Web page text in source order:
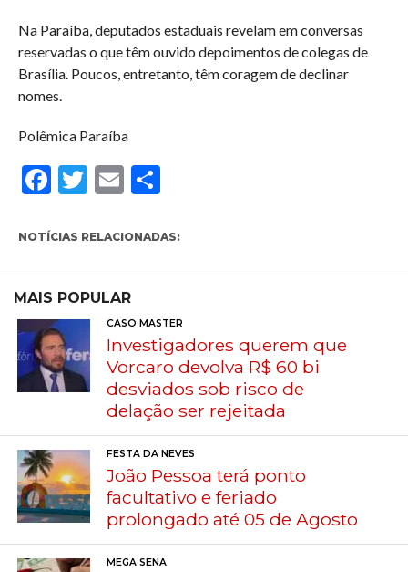
Na Paraíba, deputados estaduais revelam em conversas
reservadas o que têm ouvido depoimentos de colegas de
Brasília. Poucos, entretanto, têm coragem de declinar
nomes.
Polêmica Paraíba
Facebook
Twitter
EmailCompartilhar
NOTÍCIAS RELACIONADAS:
MAIS POPULAR
CASO MASTER
Investigadores querem que
Vorcaro devolva R$ 60 bi
desviados sob risco de
delação ser rejeitada
FESTA DA NEVES
João Pessoa terá ponto
facultativo e feriado
prolongado até 05 de Agosto
MEGA SENA